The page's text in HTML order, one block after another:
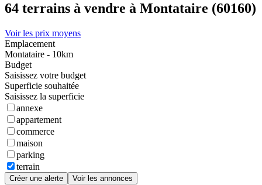
64 terrains à vendre à Montataire (60160)
Voir les prix moyens
Emplacement
Montataire - 10km
Budget
Saisissez votre budget
Superficie souhaitée
Saisissez la superficie
annexe
appartement
commerce
maison
parking
terrain
Créer une alerte Voir les annonces